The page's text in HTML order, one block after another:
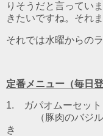
りそうだと言ってい
きたいですね。それ
それでは水曜からの
定番メニュー（毎日登
1. ガパオムーセッ
（豚肉のバジ
き